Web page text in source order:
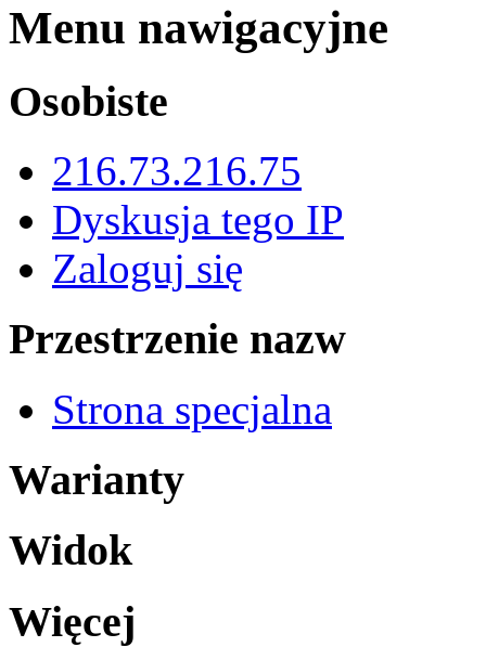
Menu nawigacyjne
Osobiste
216.73.216.75
Dyskusja tego IP
Zaloguj się
Przestrzenie nazw
Strona specjalna
Warianty
Widok
Więcej